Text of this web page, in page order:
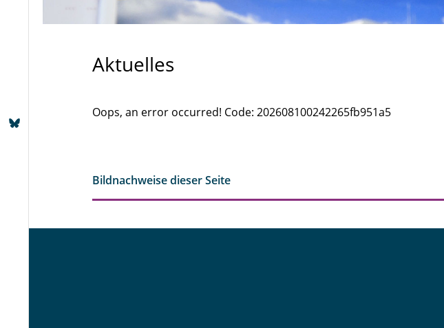
Aktuelles
Oops, an error occurred! Code: 202608100242265fb951a5
Bildnachweise dieser Seite